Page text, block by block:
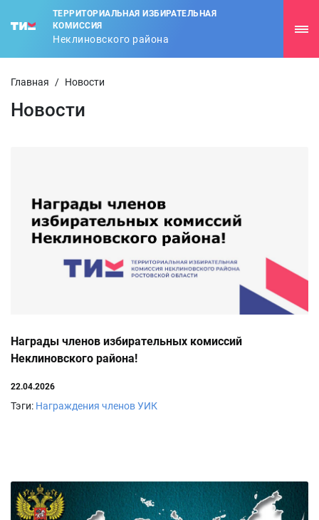
ТЕРРИТОРИАЛЬНАЯ ИЗБИРАТЕЛЬНАЯ
КОМИССИЯ
Неклиновского района
Главная / Новости
Новости
Награды членов избирательных комиссий
Неклиновского района!
22.04.2026
Тэги: Награждения членов УИК